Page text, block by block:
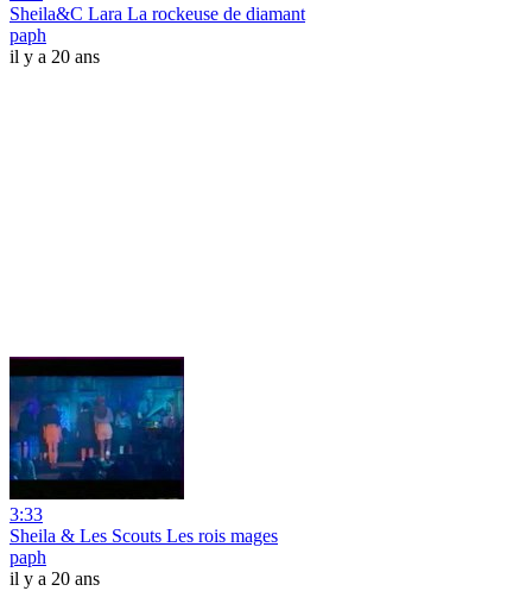
Sheila&C Lara La rockeuse de diamant
paph
il y a 20 ans
3:33
Sheila & Les Scouts Les rois mages
paph
il y a 20 ans